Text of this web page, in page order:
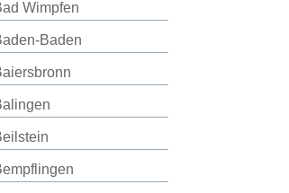
Wimpfen
Baden